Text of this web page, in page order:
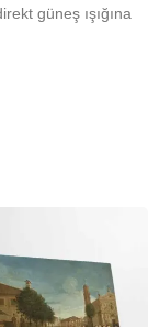
güneş ışığına